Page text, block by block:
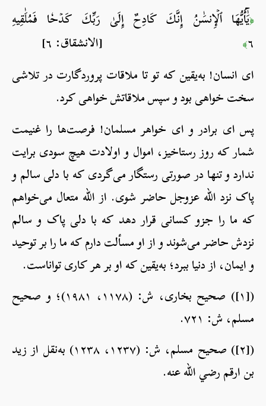
﴿يَٰٓأَيُّهَا ٱلۡإِنسَٰنُ إِنَّكَ كَادِحٌ إِلَىٰ رَبِّكَ كَدۡحٗا فَمُلَٰقِيهِ
٦﴾
[الانشقاق: ٦]
ای انسان! به‌یقین که تو تا ملاقات پروردگارت در تلاشی
سخت خواهی بود و سپس ملاقاتش خواهی کرد.
پس ای برادر و ای خواهر مسلمان! فرصت‌ها را غنیمت
شمار که روز رستاخیز، اموال و اولادت هیچ سودی برایت
ندارد و تنها در صورتی‌ رستگار می‌گردی که با دلی سالم و
پاک نزد الله عزوجل حاضر شوی. از الله متعال می‌خواهم
که ما را جزو کسانی قرار دهد که با دلی پاک و سالم
نزدش حاضر می‌شوند و از او مسألت دارم که ما را بر توحید
و ایمان، از دنیا ببرد؛ به‌یقین که او بر هر کاری تواناست.
([۱]) صحیح بخاری، ش: (۱۱۷۸، ۱۹۸۱)؛ و صحیح
مسلم، ش: ۷۲۱.
([۲]) صحیح مسلم، ش: (۱۲۳۷، ۱۲۳۸) به‌نقل از زید
بن ارقم رضي الله عنه.